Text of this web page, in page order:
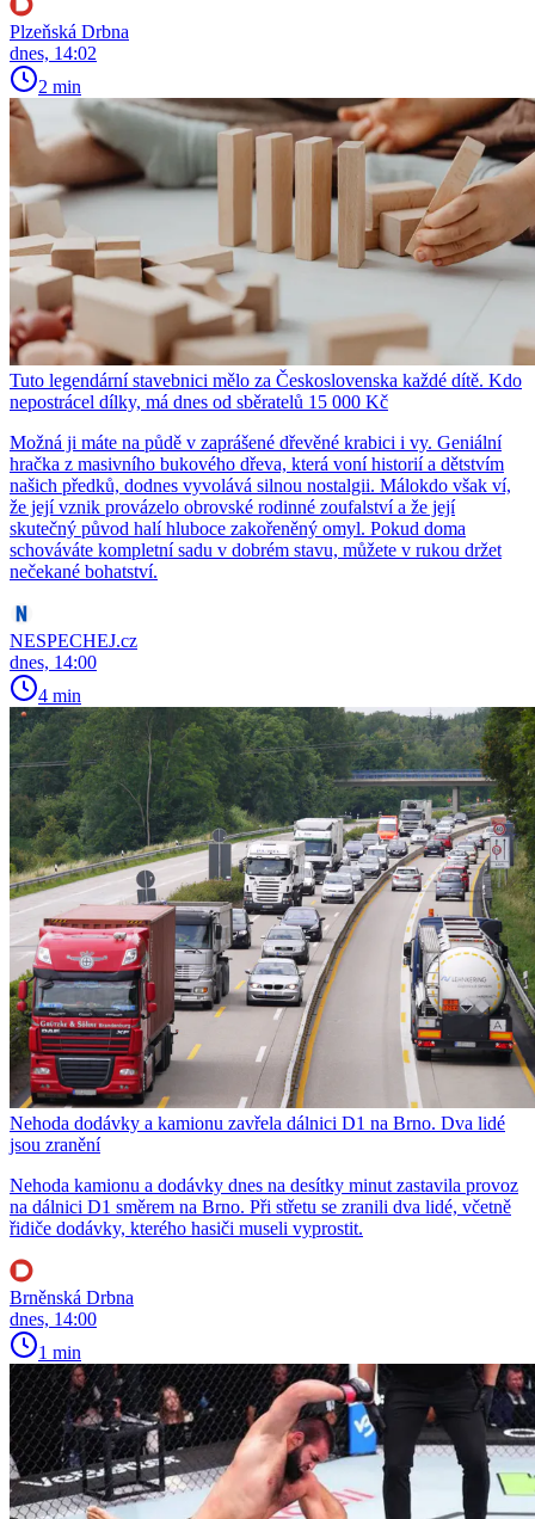
Plzeňská Drbna
dnes, 14:02
2 min
Tuto legendární stavebnici mělo za Československa každé dítě. Kdo
nepostrácel dílky, má dnes od sběratelů 15 000 Kč
Možná ji máte na půdě v zaprášené dřevěné krabici i vy. Geniální
hračka z masivního bukového dřeva, která voní historií a dětstvím
našich předků, dodnes vyvolává silnou nostalgii. Málokdo však ví,
že její vznik provázelo obrovské rodinné zoufalství a že její
skutečný původ halí hluboce zakořeněný omyl. Pokud doma
schováváte kompletní sadu v dobrém stavu, můžete v rukou držet
nečekané bohatství.
NESPECHEJ.cz
dnes, 14:00
4 min
Nehoda dodávky a kamionu zavřela dálnici D1 na Brno. Dva lidé
jsou zranění
Nehoda kamionu a dodávky dnes na desítky minut zastavila provoz
na dálnici D1 směrem na Brno. Při střetu se zranili dva lidé, včetně
řidiče dodávky, kterého hasiči museli vyprostit.
Brněnská Drbna
dnes, 14:00
1 min